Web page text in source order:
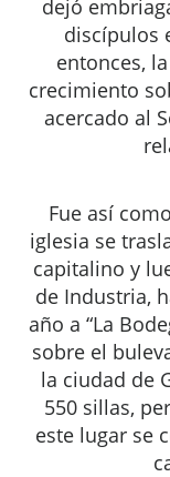
dejó
discípulos
entonces,
crecimiento
acercado al
Fue así
iglesia se
capitalino y
de Industria,
año a “La
sobre el
la ciudad de
550 sillas,
este lugar se